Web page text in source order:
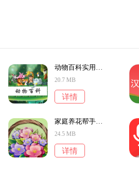
动物百科实用工具
20.7 MB
详情
家庭养花帮手实用知识宝典
24.5 MB
详情